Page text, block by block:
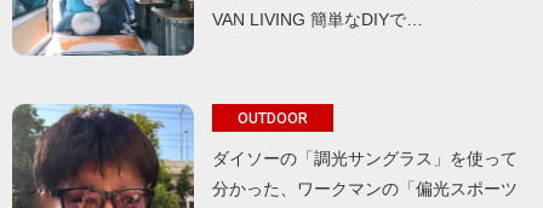
VAN LIVING 簡単なDIYで…
OUTDOOR
ダイソーの「調光サングラス」を使って
分かった、ワークマンの「偏光スポーツ